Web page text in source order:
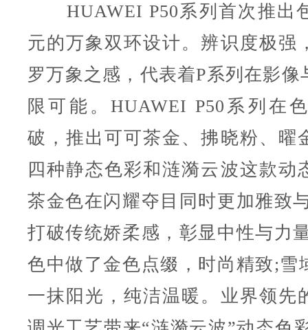
HUAWEI P50系列首次推出
元的万象双环设计。辨识度极强
罗万象之感，代表着P系列在影像
限可能。HUAWEI P50系列在
破，推出可可茶金、拂晓粉、曜
四种静态色彩和涟漪云波这款动
茶金色在闪耀夺目同时更加雅致
打破传统娇柔感，彰显中性与力
色中做了金色点缀，时尚精致;雪
一抹阳光，纯洁温暖。业界领先